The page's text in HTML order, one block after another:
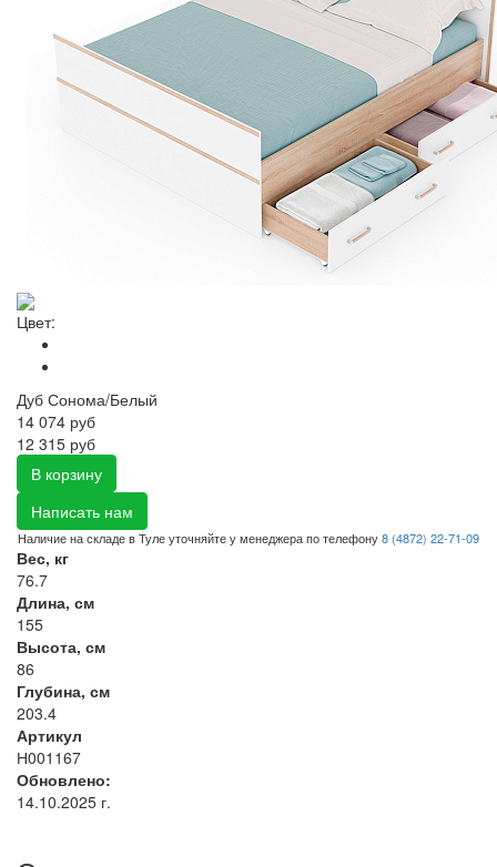
Цвет:
Дуб Сонома/Белый
14 074 руб
12 315 руб
В корзину
Написать нам
Наличие на складе в Туле уточняйте у менеджера по телефону8 (4872) 22-71-09
Вес, кг
76.7
Длина, см
155
Высота, см
86
Глубина, см
203.4
Артикул
Н001167
Обновлено:
14.10.2025 г.